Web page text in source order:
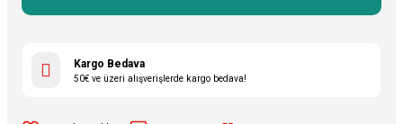
Kargo Bedava
50€ ve üzeri alışverişlerde kargo bedava!